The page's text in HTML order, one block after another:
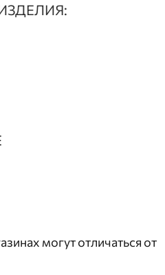
могут отличаться от